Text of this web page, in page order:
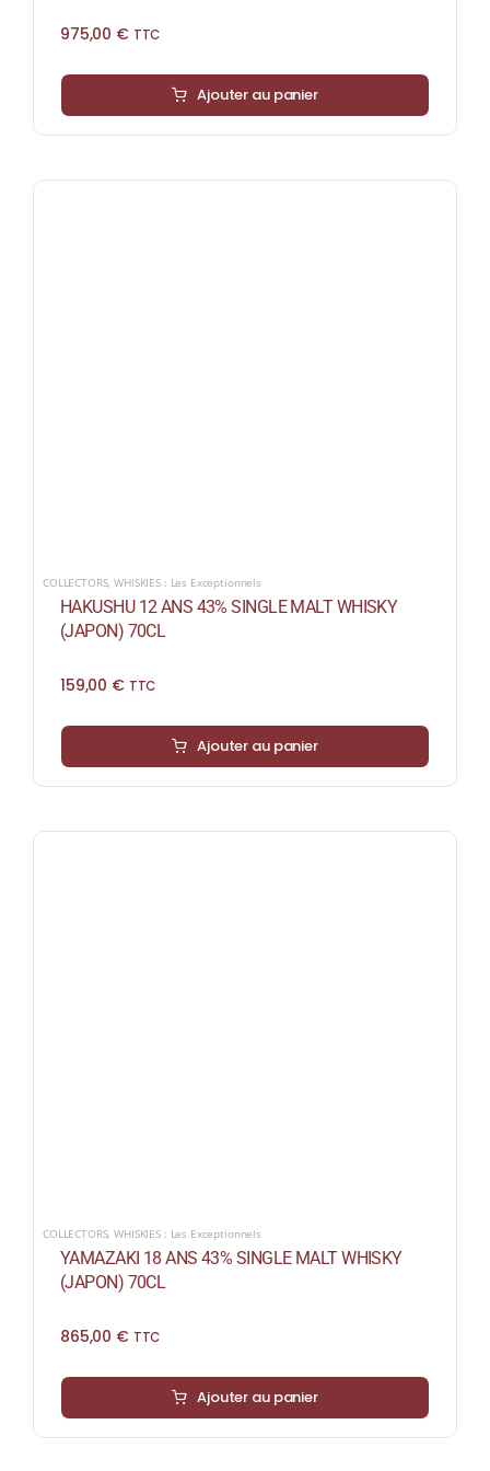
975,00 € TTC
Ajouter au panier
COLLECTORS,WHISKIES : Les Exceptionnels
HAKUSHU 12 ANS 43% SINGLE MALT WHISKY
(JAPON) 70CL
159,00 € TTC
Ajouter au panier
COLLECTORS,WHISKIES : Les Exceptionnels
YAMAZAKI 18 ANS 43% SINGLE MALT WHISKY
(JAPON) 70CL
865,00 € TTC
Ajouter au panier